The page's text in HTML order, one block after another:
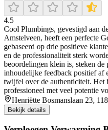
4.5
Cool Plumbings, gevestigd aan
Amstelveen, heeft een perfecte
gebaseerd op drie positieve
en de professionaliteit sterk
beoordelingen klein is, steken de
inhoudelijke feedback positief af
twijfel over de authenticiteit. Het
professioneel met veel potentie
Henriëtte Bosmanslaan 23,
Bekijk details